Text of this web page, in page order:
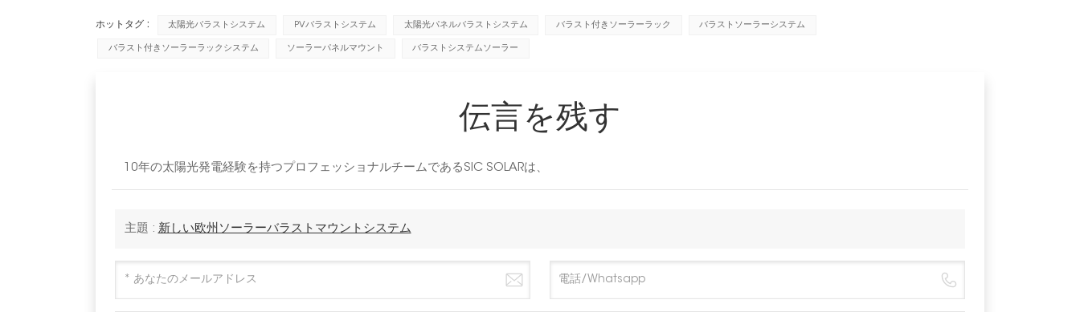
ホットタグ : 太陽光バラストシステム PVバラストシステム 太陽光パネルバラストシステム バラスト付きソーラーラック バラストソーラーシステム
バラスト付きソーラーラックシステム ソーラーパネルマウント バラストシステムソーラー
伝言を残す
10年の太陽光発電経験を持つプロフェッショナルチームであるSIC SOLARは、
主題 : 新しい欧州ソーラーバラストマウントシステム